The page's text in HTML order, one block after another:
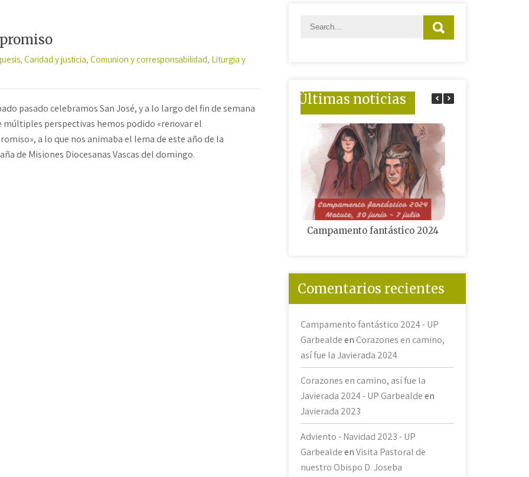
, Caridad y justicia, Comunion y corresponsabilidad, Liturgia y
pasado celebramos San José, y a lo largo del fin de semana
múltiples perspectivas hemos podido «renovar el
a lo que nos animaba el lema de este año de la
de Misiones Diocesanas Vascas del domingo.
Últimas noticias
Campamento fantástico 2024
Comentarios recientes
Campamento fantástico 2024 - UP
Garbealdeen Corazones en camino,
así fue la Javierada 2024
Corazones en camino, así fue la
Javierada 2024 - UP Garbealdeen
Javierada 2023
Adviento - Navidad 2023 - UP
GarbealdeenVisita Pastoral de
nuestro Obispo D. Joseba